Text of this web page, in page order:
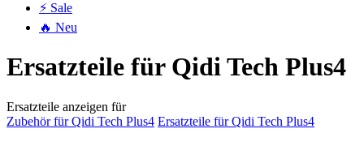
⚡ Sale
🔥 Neu
Ersatzteile für Qidi Tech Plus4
Ersatzteile anzeigen für
Zubehör für Qidi Tech Plus4 Ersatzteile für Qidi Tech Plus4